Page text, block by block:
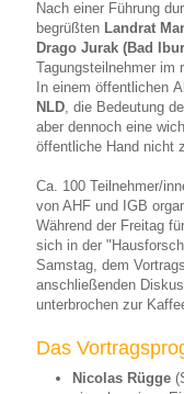
Nach einer Führung
begrüßten Landrat
Drago Jurak (Bad
Tagungsteilnehmer im
In einem öffentlichen
NLD , die Bedeutung
aber dennoch eine
öffentliche Hand nicht
Ca. 100 Teilnehmer/
von AHF und IGB
Während der Freitag
sich in der
Samstag, dem
anschließenden
unterbrochen zur
Das
Nicolas Rügge